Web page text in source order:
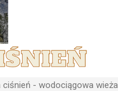
- wodociągowa